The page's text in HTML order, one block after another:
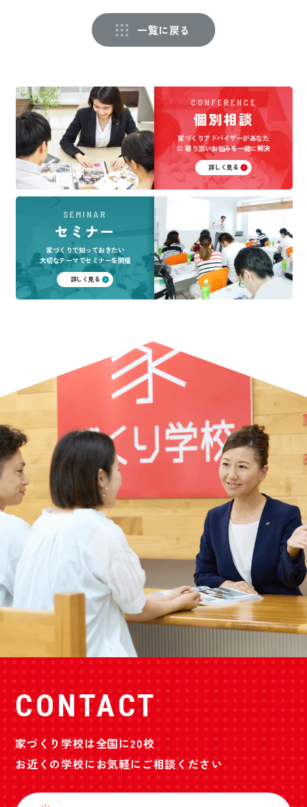
一覧に戻る
CONFERENCE
個別相談
家づくりアドバイザーがあなた
に寄り添いお悩みを一緒に解決
詳しく見る
SEMINAR
セミナー
家づくりで知っておきたい
大切なテーマでセミナーを開催
詳しく見る
CONTACT
家づくり学校は全国に20校
お近くの学校にお気軽にご相談ください